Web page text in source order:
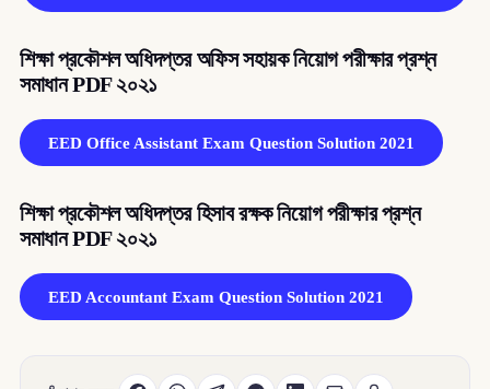
শিক্ষা প্রকৌশল অধিদপ্তর অফিস সহায়ক নিয়োগ পরীক্ষার প্রশ্ন
সমাধান PDF ২০২১
EED Office Assistant Exam Question Solution 2021
শিক্ষা প্রকৌশল অধিদপ্তর হিসাব রক্ষক নিয়োগ পরীক্ষার প্রশ্ন
সমাধান PDF ২০২১
EED Accountant Exam Question Solution 2021